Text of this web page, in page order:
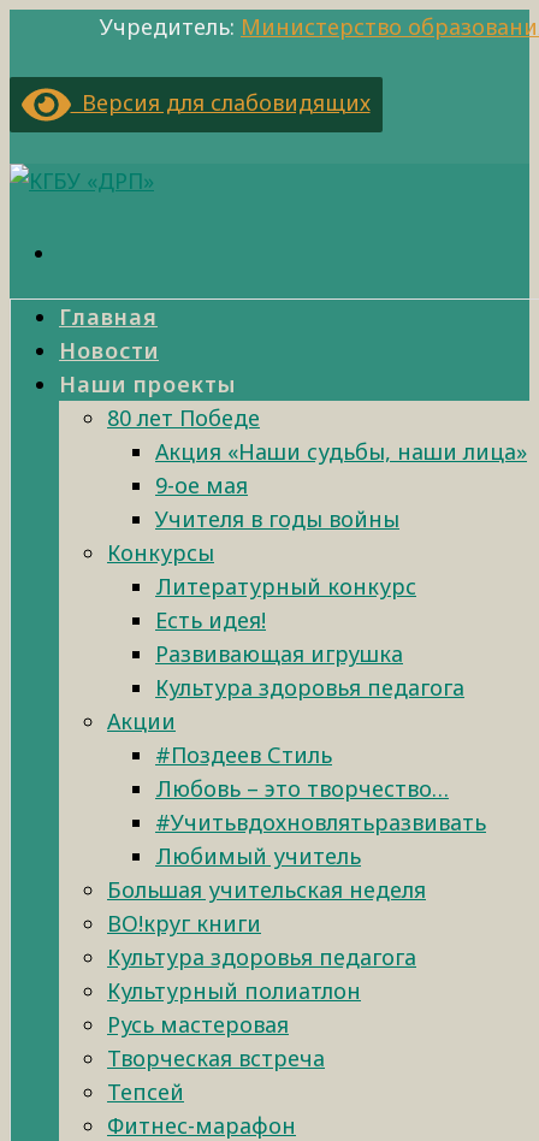
Учредитель: Министерство
Версия для слабовидящих
Главная
Новости
Наши проекты
80 лет Победе
Акция «Наши судьбы, наши лица»
9-ое мая
Учителя в годы войны
Конкурсы
Литературный конкурс
Есть идея!
Развивающая игрушка
Культура здоровья педагога
Акции
#Поздеев Стиль
Любовь – это творчество…
#Учитьвдохновлятьразвивать
Любимый учитель
Большая учительская неделя
ВО!круг книги
Культура здоровья педагога
Культурный полиатлон
Русь мастеровая
Творческая встреча
Тепсей
Фитнес-марафон